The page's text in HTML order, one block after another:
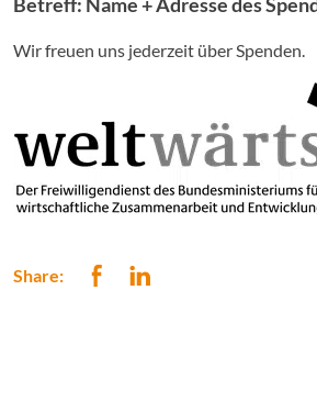
Wir freuen uns jederzeit über Spenden.
Share: